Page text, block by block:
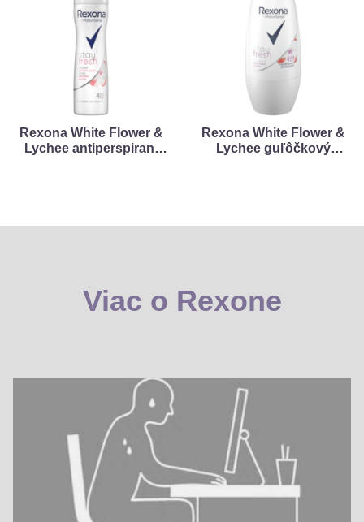
Rexona White Flower &
Lychee antiperspirant
Rexona White Flower &
Lychee guľôčkový
Viac o Rexone